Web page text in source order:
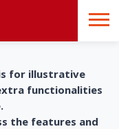
for illustrative
functionalities
the features and